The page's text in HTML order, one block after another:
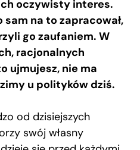
oczywisty interes.
na to zapracował,
go zaufaniem. W
racjonalnych
ujmujesz, nie ma
u polityków dziś.
od dzisiejszych
swój własny